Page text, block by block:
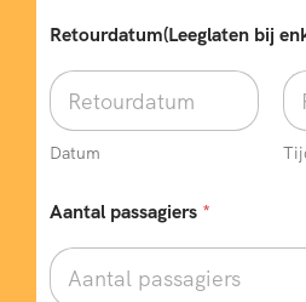
Retourdatum(Leeglaten bij
Datum
Aantal passagiers *